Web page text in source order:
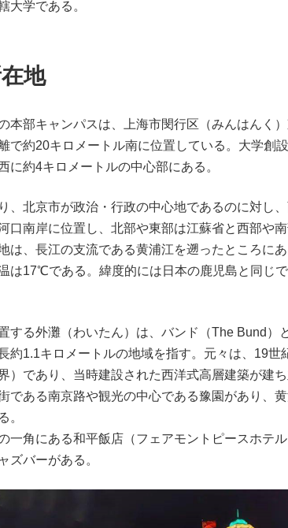
大学である。
地
本部キャンパスは、上海市閔行区（みんはんく
で約20キロメートル南に位置している。大学創
に約4キロメートルの中心部にある。
、北京市が政治・行政の中心地であるのに対し
口南岸に位置し、北部や東部は江蘇省と西部や
は、長江の支流である黄浦江を遡ったところに
は17℃である。緯度的には日本の鹿児島と同じ
する外灘（わいたん） は、バンド（The Bund）
約1.1キロメートルの地域を指す。元々は、19世
）であり、当時建設された西洋式高層建築が建
である南京路や観光の中心である豫園があり、
。
一角にある和平飯店（フェアモントピースホテ
ズバーがある。